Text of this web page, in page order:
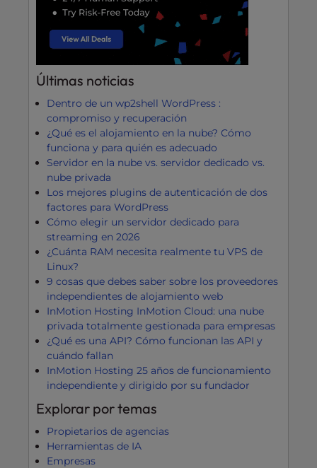
Últimas noticias
Dentro de un wp2shell WordPress :
compromiso y recuperación
¿Qué es el alojamiento en la nube? Cómo
funciona y para quién es adecuado
Servidor en la nube vs. servidor dedicado vs.
nube privada
Los mejores plugins de autenticación de dos
factores para WordPress
Cómo elegir un servidor dedicado para
streaming en 2026
¿Cuánta RAM necesita realmente tu VPS de
Linux?
9 cosas que debes saber sobre los proveedores
independientes de alojamiento web
InMotion Hosting InMotion Cloud: una nube
privada totalmente gestionada para empresas
¿Qué es una API? Cómo funcionan las API y
cuándo fallan
InMotion Hosting 25 años de funcionamiento
independiente y dirigido por su fundador
Explorar por temas
Propietarios de agencias
Herramientas de IA
Empresas